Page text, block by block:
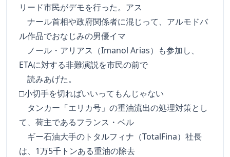
リード市民がデモを行った。アス
ナール首相や政府関係者に混じって、アルモドバ
ル作品でおなじみの男優イマ
ノール・アリアス（Imanol Arias）も参加し、
ETAに対する非難演説を市民の前で
読みあげた。
□小切手を切ればいいってもんじゃない
タンカー「エリカ号」の重油流出の処理対策とし
て、荷主であるフランス・ベル
ギー石油大手のトタルフィナ（TotalFina）社長
は、1万5千トンある重油の除去